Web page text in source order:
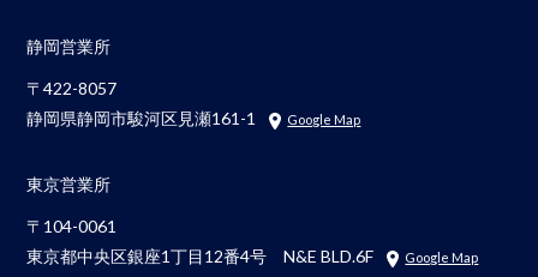
静岡営業所
〒422-8057
静岡県静岡市駿河区見瀬161-1
Google Map
東京営業所
〒104-0061
東京都中央区銀座1丁目12番4号 N&E BLD.6F
Google Map